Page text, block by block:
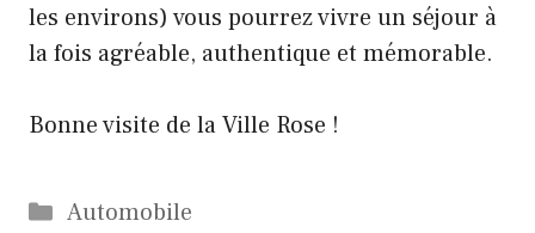
les environs) vous pourrez vivre un séjour à
la fois agréable, authentique et mémorable.
Bonne visite de la Ville Rose !
Catégories
Automobile